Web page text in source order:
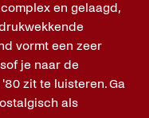
en gelaagd,
vormt een zeer
je naar de
zit te luisteren. Ga
als